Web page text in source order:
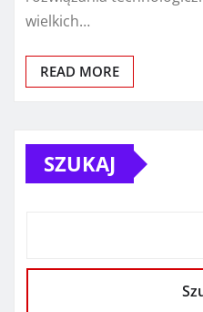
wielkich…
READ MORE
SZUKAJ